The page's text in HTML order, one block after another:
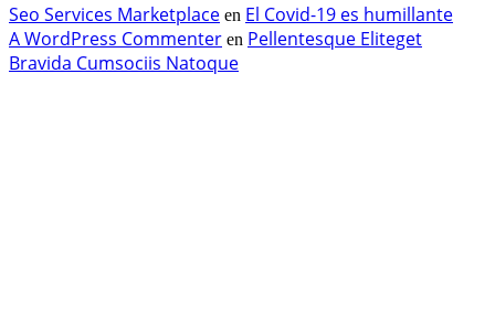
Seo Services Marketplace en El Covid-19 es humillante
A WordPress Commenter en Pellentesque Eliteget
Bravida Cumsociis Natoque